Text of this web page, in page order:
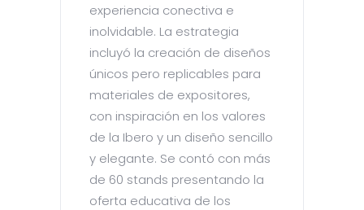
experiencia conectiva e
inolvidable. La estrategia
incluyó la creación de diseños
únicos pero replicables para
materiales de expositores,
con inspiración en los valores
de la Ibero y un diseño sencillo
y elegante. Se contó con más
de 60 stands presentando la
oferta educativa de los